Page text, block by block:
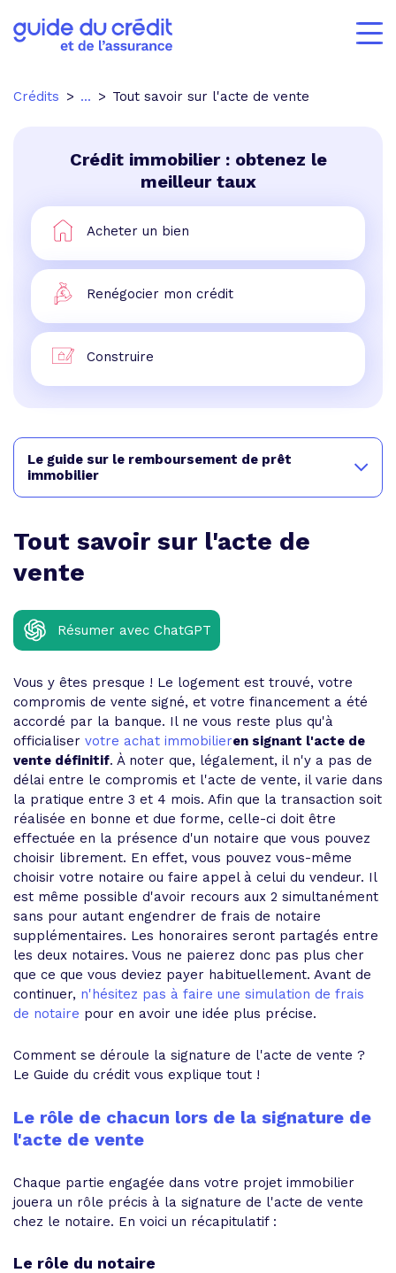
Crédits ... Tout savoir sur l'acte de vente
Crédit immobilier : obtenez le
meilleur taux
Acheter un bien
Renégocier mon crédit
Construire
Tout savoir sur l'acte de
vente
Résumer avec ChatGPT
Vous y êtes presque ! Le logement est trouvé, votre
compromis de vente signé, et votre financement a été
accordé par la banque. Il ne vous reste plus qu'à
officialiser votre achat immobilieren signant l'acte de
vente définitif. À noter que, légalement, il n'y a pas de
délai entre le compromis et l'acte de vente, il varie dans
la pratique entre 3 et 4 mois. Afin que la transaction soit
réalisée en bonne et due forme, celle-ci doit être
effectuée en la présence d'un notaire que vous pouvez
choisir librement. En effet, vous pouvez vous-même
choisir votre notaire ou faire appel à celui du vendeur. Il
est même possible d'avoir recours aux 2 simultanément
sans pour autant engendrer de frais de notaire
supplémentaires. Les honoraires seront partagés entre
les deux notaires. Vous ne paierez donc pas plus cher
que ce que vous deviez payer habituellement. Avant de
continuer, n'hésitez pas à faire une simulation de frais
de notaire pour en avoir une idée plus précise.
Comment se déroule la signature de l'acte de vente ?
Le Guide du crédit vous explique tout !
Le rôle de chacun lors de la signature de
l'acte de vente
Chaque partie engagée dans votre projet immobilier
jouera un rôle précis à la signature de l'acte de vente
chez le notaire. En voici un récapitulatif :
Le rôle du notaire
Le guide sur le remboursement de prêt
immobilier